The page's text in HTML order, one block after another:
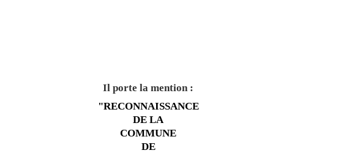
Il porte la mention :
"RECONNAISSANCE
DE LA
COMMUNE
DE